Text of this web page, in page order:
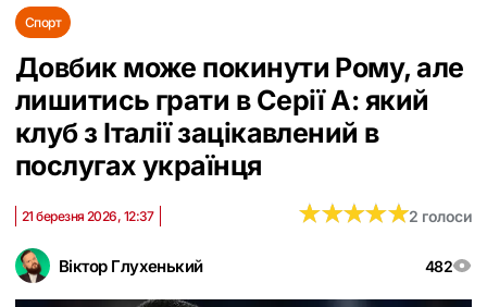
Спорт
Довбик може покинути Рому, але
лишитись грати в Серії А: який
клуб з Італії зацікавлений в
послугах українця
Віктор Глухенький 482
21 березня 2026, 12:37 ★★★★★
★★★★★2 голоси